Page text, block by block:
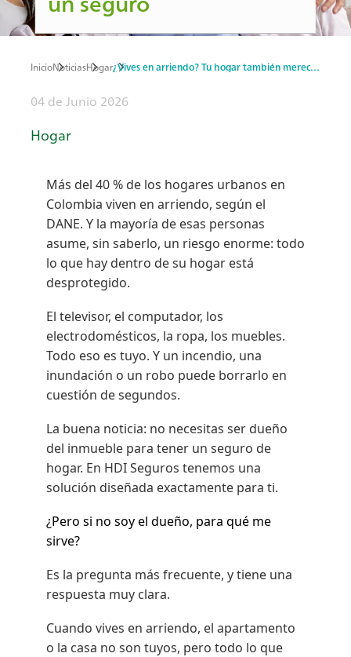
Ruta
de
navegación
InicioNoticiasHogar ¿Vives en arriendo? Tu hogar también merece un seguro
04 de Junio 2026
Hogar
Más del 40 % de los hogares urbanos en
Colombia viven en arriendo, según el
DANE. Y la mayoría de esas personas
asume, sin saberlo, un riesgo enorme: todo
lo que hay dentro de su hogar está
desprotegido.
El televisor, el computador, los
electrodomésticos, la ropa, los muebles.
Todo eso es tuyo. Y un incendio, una
inundación o un robo puede borrarlo en
cuestión de segundos.
La buena noticia: no necesitas ser dueño
del inmueble para tener un seguro de
hogar. En HDI Seguros tenemos una
solución diseñada exactamente para ti.
¿Pero si no soy el dueño, para qué me
sirve?
Es la pregunta más frecuente, y tiene una
respuesta muy clara.
Cuando vives en arriendo, el apartamento
o la casa no son tuyos, pero todo lo que